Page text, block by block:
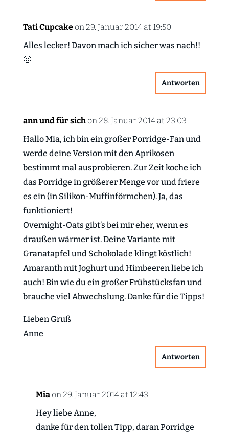
Tati Cupcake on 29. Januar 2014 at 19:50
Alles lecker! Davon mach ich sicher was nach!!
🙂
Antworten
ann und für sich on 28. Januar 2014 at 23:03
Hallo Mia, ich bin ein großer Porridge-Fan und
werde deine Version mit den Aprikosen
bestimmt mal ausprobieren. Zur Zeit koche ich
das Porridge in größerer Menge vor und friere
es ein (in Silikon-Muffinförmchen). Ja, das
funktioniert!
Overnight-Oats gibt’s bei mir eher, wenn es
draußen wärmer ist. Deine Variante mit
Granatapfel und Schokolade klingt köstlich!
Amaranth mit Joghurt und Himbeeren liebe ich
auch! Bin wie du ein großer Frühstücksfan und
brauche viel Abwechslung. Danke für die Tipps!
Lieben Gruß
Anne
Antworten
Mia on 29. Januar 2014 at 12:43
Hey liebe Anne,
danke für den tollen Tipp, daran Porridge